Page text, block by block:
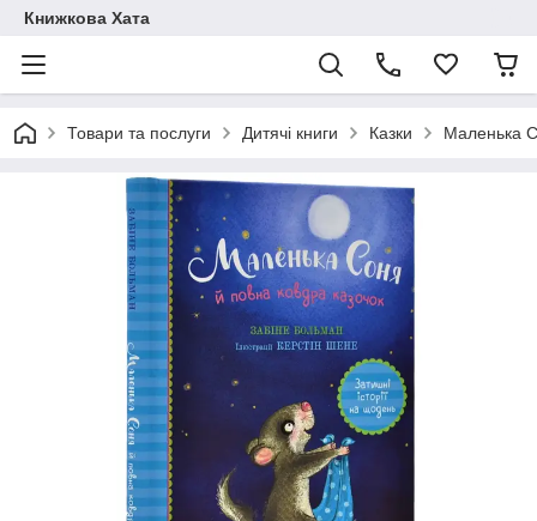
Книжкова Хата
Товари та послуги Дитячі книги Казки Маленька